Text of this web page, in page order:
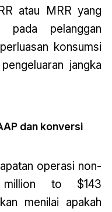
atau MRR yang
pada pelanggan
konsumsi
jangka
dan konversi
operasi non-
to $143
menilai apakah